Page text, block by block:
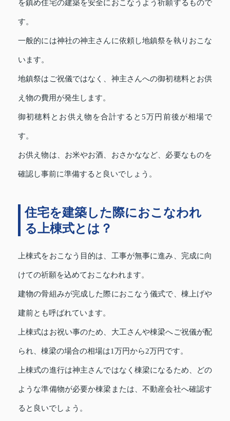
を鎮め住宅の建築を安全におこなうよう祈願するもので
す。
一般的には神社の神主さんに依頼し地鎮祭を執りおこな
います。
地鎮祭はご祝儀ではなく、神主さんへの御初穂料とお供
え物の費用が発生します。
御初穂料とお供え物を合計すると5万円前後が相場で
す。
お供え物は、お米やお酒、おさかななど、必要なものを
確認し事前に準備すると良いでしょう。
住宅を建築した際におこなわれ
る上棟式とは？
上棟式をおこなう目的は、工事が無事に進み、完成に向
けての祈願を込めておこなわれます。
建物の骨組みが完成した際におこなう儀式で、棟上げや
建前とも呼ばれています。
上棟式はお祝い事のため、大工さんや棟梁へご祝儀が配
られ、棟梁の場合の相場は1万円から2万円です。
上棟式の進行は神主さんではなく棟梁になるため、どの
ような準備物が必要か棟梁または、不動産会社へ確認す
ると良いでしょう。